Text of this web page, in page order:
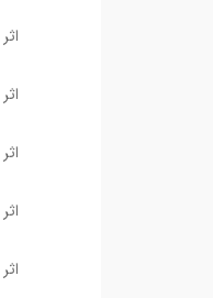
اثر
اثر
اثر
اثر
اثر